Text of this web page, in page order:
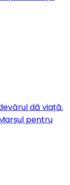
dă viață.
pentru